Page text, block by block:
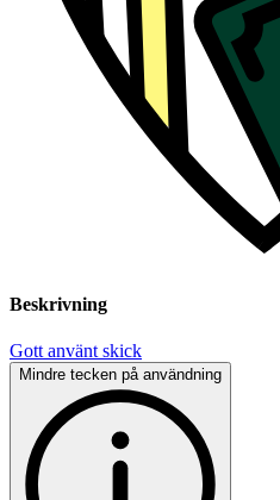
Beskrivning
Gott använt skick
Mindre tecken på användning